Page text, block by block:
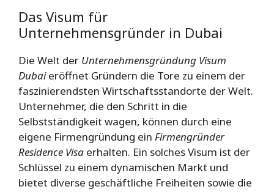
Das Visum für
Unternehmensgründer in Dubai
Die Welt der Unternehmensgründung Visum
Dubaieröffnet Gründern die Tore zu einem der
faszinierendsten Wirtschaftsstandorte der Welt.
Unternehmer, die den Schritt in die
Selbstständigkeit wagen, können durch eine
eigene Firmengründung ein Firmengründer
Residence Visa erhalten. Ein solches Visum ist der
Schlüssel zu einem dynamischen Markt und
bietet diverse geschäftliche Freiheiten sowie die